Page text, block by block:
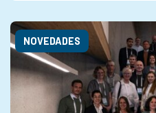
NOVEDADES